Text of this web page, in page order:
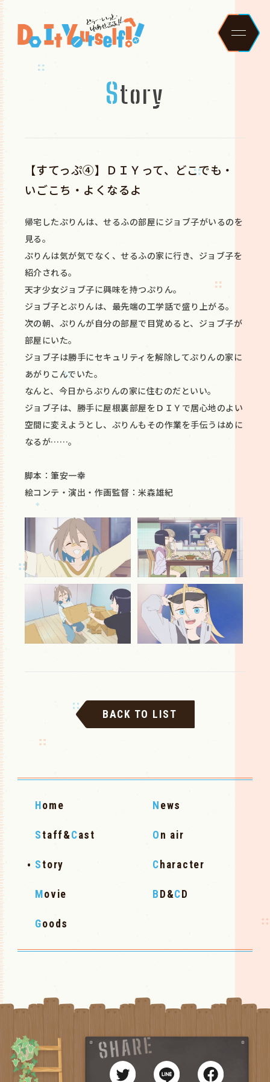
N
M B C
Story
【すてっぷ④】ＤＩＹって、どこでも・
いごこち・よくなるよ
帰宅したぷりんは、せるふの部屋にジョブ子がいるのを
見る。
ぷりんは気が気でなく、せるふの家に行き、ジョブ子を
紹介される。
天才少女ジョブ子に興味を持つぷりん。
ジョブ子とぷりんは、最先端の工学話で盛り上がる。
次の朝、ぷりんが自分の部屋で目覚めると、ジョブ子が
部屋にいた。
ジョブ子は勝手にセキュリティを解除してぷりんの家に
あがりこんでいた。
なんと、今日からぷりんの家に住むのだといい。
ジョブ子は、勝手に屋根裏部屋をＤＩＹで居心地のよい
空間に変えようとし、ぷりんもその作業を手伝うはめに
なるが……。
脚本：筆安一幸
絵コンテ・演出・作画監督：米森雄紀
BACK TO LIST
Home N ews
S taff& Cast O n air
S tory C haracter
Movie B D&CD
Goods